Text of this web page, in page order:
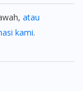
atau
kami.